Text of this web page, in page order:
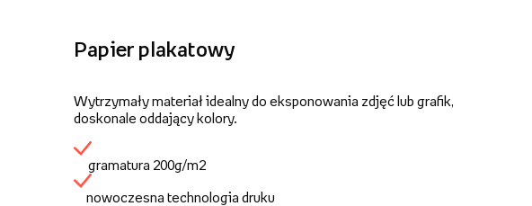
Papier plakatowy
Wytrzymały materiał idealny do eksponowania zdjęć lub grafik,
doskonale oddający kolory.
gramatura 200g/m2
nowoczesna technologia druku